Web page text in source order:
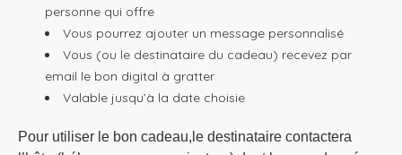
personne qui offre
Vous pourrez ajouter un message personnalisé
Vous (ou le destinataire du cadeau) recevez par
email le bon digital à gratter
Valable jusqu’à la date choisie
Pour utiliser le bon cadeau,le destinataire contactera